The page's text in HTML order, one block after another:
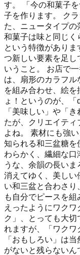
す。 「今の和菓子
子を作ります。 ク
た、ニュータイプの
和菓子は味と同じく
という特徴があり
つ新しい要素を足し
いうこと。 お店で
は、扇形のカラフル
を組み合わせ、絵
ょ！というのが、
「美味しい」や「
たが、クリエイテ
よね。 素材にも強
知られる和三盆糖を
わらかく、繊細な口
うな、余韻の長い
消えてゆく、美しい
い和三盆と合わさり
も自分でピースを
えったようにワク
ク」、とっても大
れますが、「ワクワ
「おもしろい」は
がないと残らない